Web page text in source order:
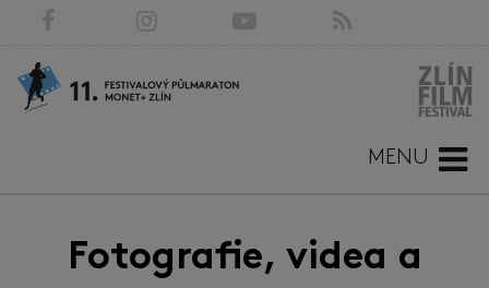
MENU
Fotografie, videa a